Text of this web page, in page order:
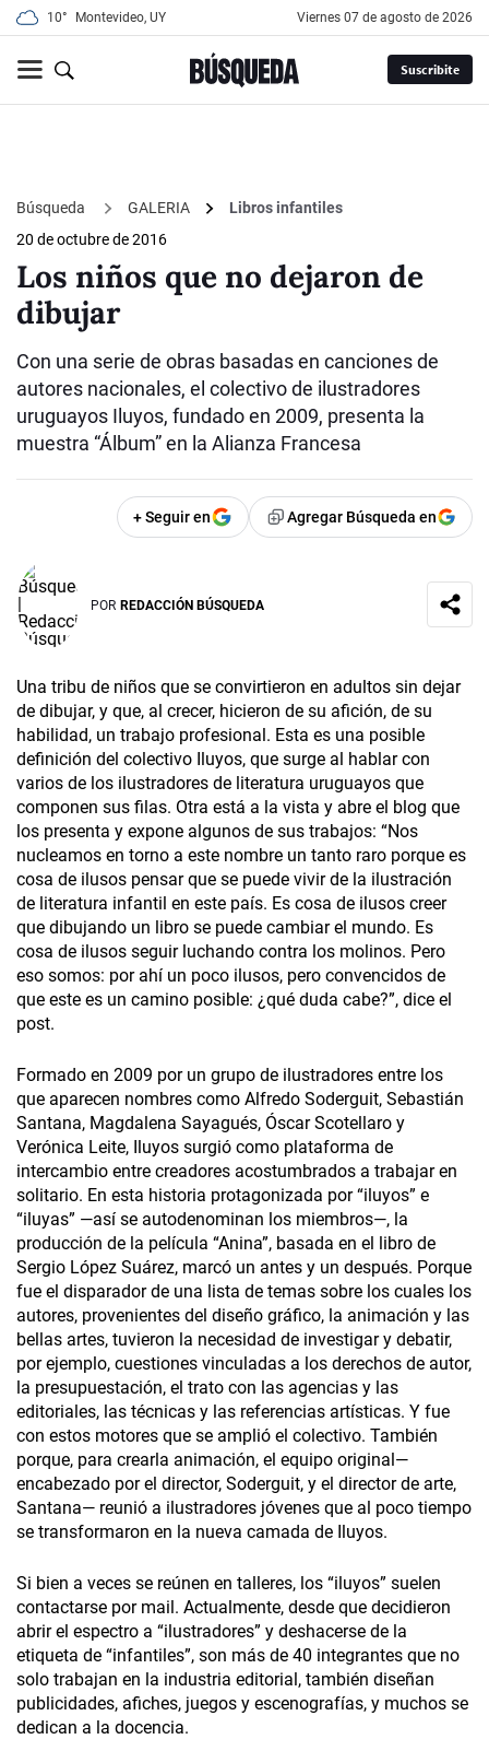
10° Montevideo, UY viernes 07 de agosto de 2026
Suscribite
Búsqueda GALERIA
Libros infantiles
20 de octubre de 2016
Los niños que no dejaron de
dibujar
Con una serie de obras basadas en canciones de
autores nacionales, el colectivo de ilustradores
uruguayos Iluyos, fundado en 2009, presenta la
muestra “Álbum” en la Alianza Francesa
+ Seguir en Agregar Búsqueda en
POR REDACCIÓN BÚSQUEDA
Una tribu de niños que se convirtieron en adultos sin dejar
de dibujar, y que, al crecer, hicieron de su afición, de su
habilidad, un trabajo profesional. Esta es una posible
definición del colectivo Iluyos, que surge al hablar con
varios de los ilustradores de literatura uruguayos que
componen sus filas. Otra está a la vista y abre el blog que
los presenta y expone algunos de sus trabajos: “Nos
nucleamos en torno a este nombre un tanto raro porque es
cosa de ilusos pensar que se puede vivir de la ilustración
de literatura infantil en este país. Es cosa de ilusos creer
que dibujando un libro se puede cambiar el mundo. Es
cosa de ilusos seguir luchando contra los molinos. Pero
eso somos: por ahí un poco ilusos, pero convencidos de
que este es un camino posible: ¿qué duda cabe?”, dice el
post.
Formado en 2009 por un grupo de ilustradores entre los
que aparecen nombres como Alfredo Soderguit, Sebastián
Santana, Magdalena Sayagués, Óscar Scotellaro y
Verónica Leite, Iluyos surgió como plataforma de
intercambio entre creadores acostumbrados a trabajar en
solitario. En esta historia protagonizada por “iluyos” e
“iluyas” —así se autodenominan los miembros—, la
producción de la película “Anina”, basada en el libro de
Sergio López Suárez, marcó un antes y un después. Porque
fue el disparador de una lista de temas sobre los cuales los
autores, provenientes del diseño gráfico, la animación y las
bellas artes, tuvieron la necesidad de investigar y debatir,
por ejemplo, cuestiones vinculadas a los derechos de autor,
la presupuestación, el trato con las agencias y las
editoriales, las técnicas y las referencias artísticas. Y fue
con estos motores que se amplió el colectivo. También
porque, para crearla animación, el equipo original—
encabezado por el director, Soderguit, y el director de arte,
Santana— reunió a ilustradores jóvenes que al poco tiempo
se transformaron en la nueva camada de Iluyos.
Si bien a veces se reúnen en talleres, los “iluyos” suelen
contactarse por mail. Actualmente, desde que decidieron
abrir el espectro a “ilustradores” y deshacerse de la
etiqueta de “infantiles”, son más de 40 integrantes que no
solo trabajan en la industria editorial, también diseñan
publicidades, afiches, juegos y escenografías, y muchos se
dedican a la docencia.